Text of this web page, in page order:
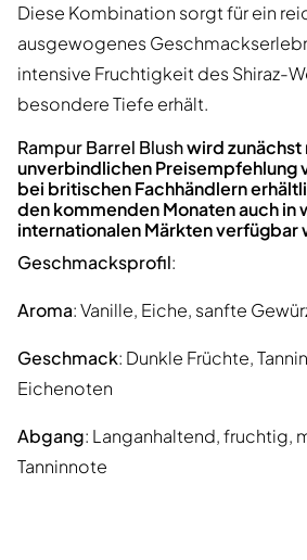
Diese Kombination sorgt für ein
ausgewogenes
intensive Fruchtigkeit des Shiraz-
besondere Tiefe erhält.
Rampur Barrel Blushwird zunächst
unverbindlichen Preisempfehlung
bei britischen Fachhändlern
den kommenden Monaten auch in
internationalen Märkten verfügbar
Geschmacksprofil:
Aroma: Vanille, Eiche, sanfte
Geschmack: Dunkle Früchte,
Eichenoten
Abgang: Langanhaltend, fruchtig,
Tanninnote